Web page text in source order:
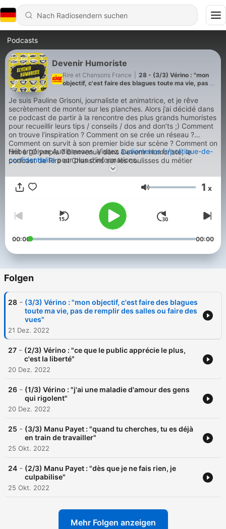
Podcasts
Devenir Humoriste
Rire et Chansons France
28 - (3/3) Vérino : "mon
objectif, c'est faire des blagues toute ma vie, pas de
Je suis Pauline Grisoni, journaliste et animatrice, et je rêve
secrètement de monter sur les planches. Alors j’ai décidé dans
ce podcast de partir à la rencontre des plus grands humoristes
pour recueillir leurs tips / conseils / dos and don’ts ;) Comment
on trouve l’inspiration ? Comment on se crée un réseau ?
Comment on survit à son premier bide sur scène ? Comment on
finit à l’Olympia ? Bienvenue dans Devenir Humoriste, le
podcast de Rire et Chansons sur les coulisses du métier
Hébergé par Audiomeans. Visitezaudiomeans.fr/politique-de-
confidentialitepour plus d'informations.
Lautstärke 1 x
00:00 00:00
Folgen
28 - (3/3) Vérino : "mon objectif, c'est faire des blagues
toute ma vie, pas de remplir des salles ou faire des
vues"
21 Dez. 2022
27 - (2/3) Vérino : "ce que le public apprécie le plus,
c'est la liberté"
20 Dez. 2022
26 - (1/3) Vérino : "j'ai une maladie d'amour des gens
qui rigolent"
20 Dez. 2022
25 - (3/3) Manu Payet : "quand tu cherches, tu es déjà
en train de travailler"
25 Okt. 2022
24 - (2/3) Manu Payet : "dès que je ne fais rien, je
culpabilise"
25 Okt. 2022
Mehr Folgen anzeigen